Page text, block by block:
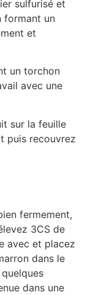
sulfurisé et
formant un
et
un torchon
avec une
sur la feuille
puis recouvrez
fermement,
3CS de
avec et placez
dans le
dans une